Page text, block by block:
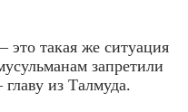
это такая же ситуация
запретили
из Талмуда.